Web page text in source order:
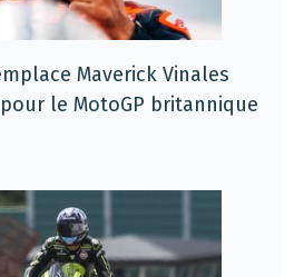
Maverick Vinales
pour le MotoGP britannique